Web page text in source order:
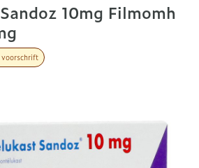
10mg Filmomh
voorschrift